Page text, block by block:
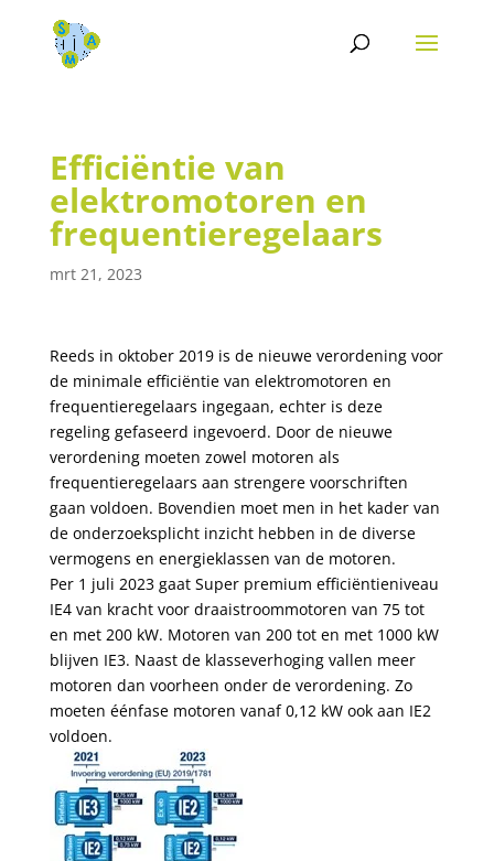
Efficiëntie van
elektromotoren en
frequentieregelaars
mrt 21, 2023
Reeds in oktober 2019 is de nieuwe verordening voor
de minimale efficiëntie van elektromotoren en
frequentieregelaars ingegaan, echter is deze
regeling gefaseerd ingevoerd. Door de nieuwe
verordening moeten zowel motoren als
frequentieregelaars aan strengere voorschriften
gaan voldoen. Bovendien moet men in het kader van
de onderzoeksplicht inzicht hebben in de diverse
vermogens en energieklassen van de motoren.
Per 1 juli 2023 gaat Super premium efficiëntieniveau
IE4 van kracht voor draaistroommotoren van 75 tot
en met 200 kW. Motoren van 200 tot en met 1000 kW
blijven IE3. Naast de klasseverhoging vallen meer
motoren dan voorheen onder de verordening. Zo
moeten éénfase motoren vanaf 0,12 kW ook aan IE2
voldoen.